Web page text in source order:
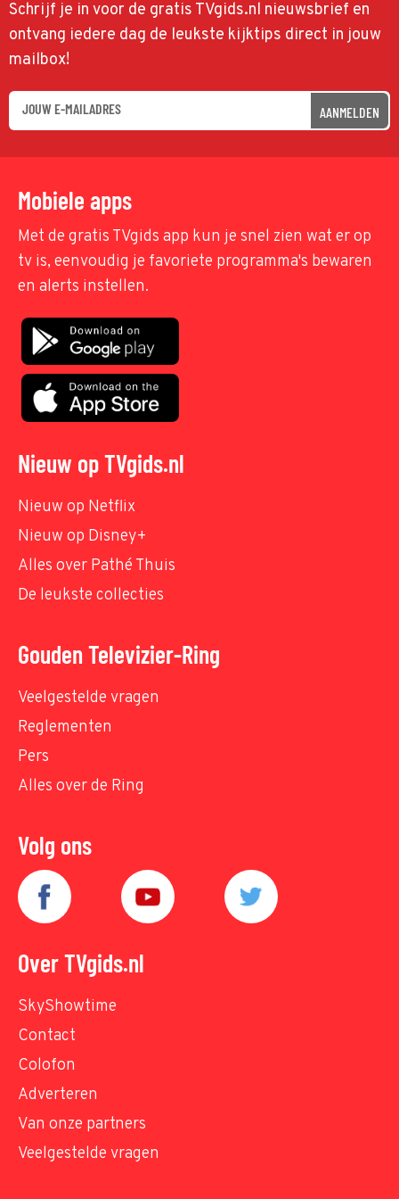
Schrijf je in voor de gratis TVgids.nl nieuwsbrief en
ontvang iedere dag de leukste kijktips direct in jouw
mailbox!
AANMELDEN
Mobiele apps
Met de gratis TVgids app kun je snel zien wat er op
tv is, eenvoudig je favoriete programma's bewaren
en alerts instellen.
Nieuw op TVgids.nl
Nieuw op Netflix
Nieuw op Disney+
Alles over Pathé Thuis
De leukste collecties
Gouden Televizier-Ring
Veelgestelde vragen
Reglementen
Pers
Alles over de Ring
Volg ons
Over TVgids.nl
SkyShowtime
Contact
Colofon
Adverteren
Van onze partners
Veelgestelde vragen